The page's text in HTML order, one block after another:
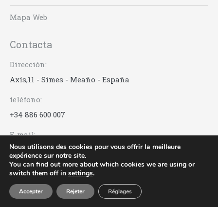
Mapa Web
Contacta
Dirección:
Axís,11 - Simes - Meaño - España
teléfono:
+34 886 600 007
E-mail:
info@anadigna.com
Anadigna | Rías Baixas Albariño © 2017 -
Nous utilisons des cookies pour vous offrir la meilleure
expérience sur notre site.
You can find out more about which cookies we are using or
switch them off in settings.
Accepter Rejeter Réglages